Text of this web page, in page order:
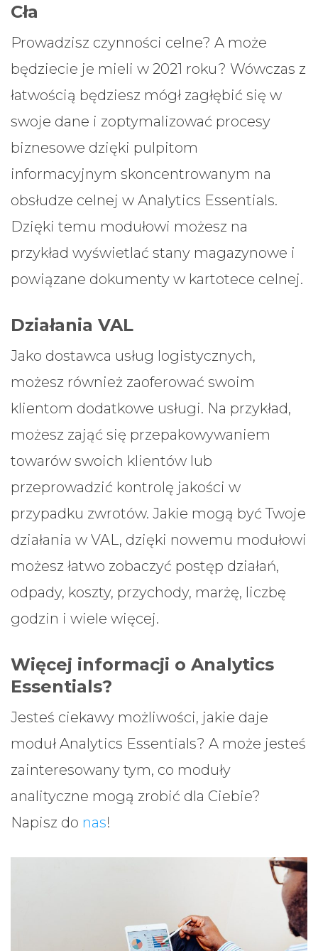
Cła
Prowadzisz czynności celne? A może
będziecie je mieli w 2021 roku? Wówczas z
łatwością będziesz mógł zagłębić się w
swoje dane i zoptymalizować procesy
biznesowe dzięki pulpitom
informacyjnym skoncentrowanym na
obsłudze celnej w Analytics Essentials.
Dzięki temu modułowi możesz na
przykład wyświetlać stany magazynowe i
powiązane dokumenty w kartotece celnej.
Działania VAL
Jako dostawca usług logistycznych,
możesz również zaoferować swoim
klientom dodatkowe usługi. Na przykład,
możesz zająć się przepakowywaniem
towarów swoich klientów lub
przeprowadzić kontrolę jakości w
przypadku zwrotów. Jakie mogą być Twoje
działania w VAL, dzięki nowemu modułowi
możesz łatwo zobaczyć postęp działań,
odpady, koszty, przychody, marżę, liczbę
godzin i wiele więcej.
Więcej informacji o Analytics
Essentials?
Jesteś ciekawy możliwości, jakie daje
moduł Analytics Essentials? A może jesteś
zainteresowany tym, co moduły
analityczne mogą zrobić dla Ciebie?
Napisz do nas!